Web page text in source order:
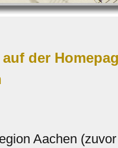
der
Aachen (zuvor